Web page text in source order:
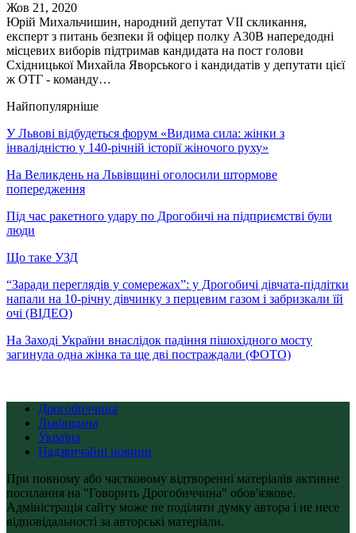
Жов 21, 2020
Юрій Михальчишин, народний депутат VII скликання,
експерт з питань безпеки й офіцер полку А30В напередодні
місцевих виборів підтримав кандидата на пост голови
Східницької Михайла Яворського і кандидатів у депутати цієї
ж ОТГ - команду…
Найпопулярніше
У Львові відбудеться форум «Видима сила: жінки з
інвалідністю у 140-річній історії жіночого руху»
На Великдень на Львівщині оголосили штормове
попередження
Під час ракетного удару по Дрогобичі на підприємстві були
люди
Що таке УЗД
“Заради переглядів у сомережах”: у Дрогобичі дівчата-підлітки
напали на 10-річну дівчинку з перцевим газом і забризкали їй
очі (ВІДЕО)
На Заході України внаслідок падіння пішохідного мосту
загинула одна жінка та ще дві постраждали (ФОТО)
Дрогобиччина
Львівщина
Україна
Надзвичайні новини
При повному або частковому відтворенні матеріалів активне
посилання на "Говорить Дрогобиччина" обов'язкове.
Адміністрація сайту може не поділяти думку автора і не несе
відповідальності за авторські матеріали.